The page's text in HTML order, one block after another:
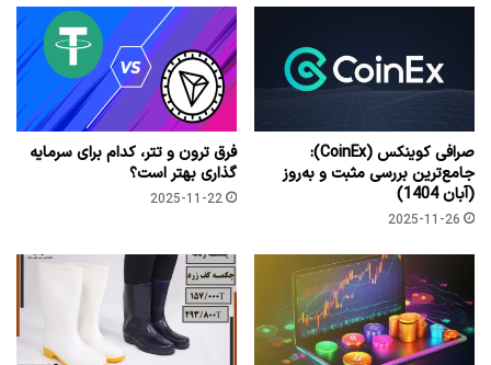
صرافی کوینکس (CoinEx):
جامع‌ترین بررسی مثبت و به‌روز
(آبان 1404)
2025-11-26
فرق ترون و تتر، کدام برای سرمایه
گذاری بهتر است؟
2025-11-22